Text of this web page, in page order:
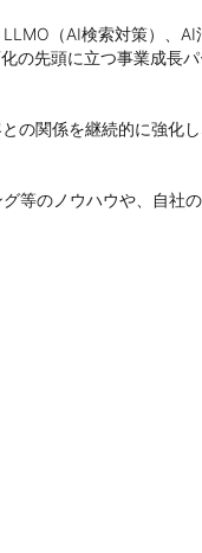
（AI検索対策）、
の先頭に立つ事業成長
の関係を継続的に強化
等のノウハウや、自社